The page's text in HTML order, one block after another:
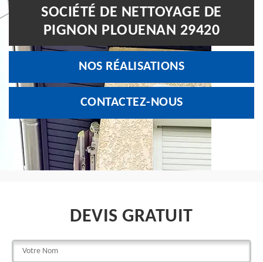
SOCIÉTÉ DE NETTOYAGE DE
PIGNON PLOUENAN 29420
NOS RÉALISATIONS
CONTACTEZ-NOUS
DEVIS GRATUIT